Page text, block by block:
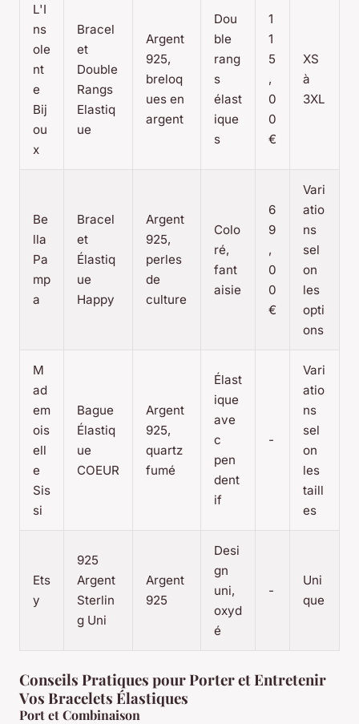
L'I
ns
ole
nt
e
Bij
ou
x
Bracel
et
Double
Rangs
Elastiq
ue
Argent
925,
breloq
ues en
argent
Dou
ble
rang
s
élast
ique
s
1
1
5
,
0
0
€
XS
à
3XL
Be
lla
Pa
mp
a
Bracel
et
Élastiq
ue
Happy
Argent
925,
perles
de
culture
Colo
ré,
fant
aisie
6
9
,
0
0
€
Vari
atio
ns
sel
on
les
opti
ons
M
ad
em
ois
ell
e
Sis
si
Bague
Élastiq
ue
COEUR
Argent
925,
quartz
fumé
Élast
ique
ave
c
pen
dent
if
-
Vari
atio
ns
sel
on
les
taill
es
Ets
y
925
Argent
Sterlin
g Uni
Argent
925
Desi
gn
uni,
oxyd
é
-
Uni
que
Conseils Pratiques pour Porter et Entretenir
Vos Bracelets Élastiques
Port et Combinaison